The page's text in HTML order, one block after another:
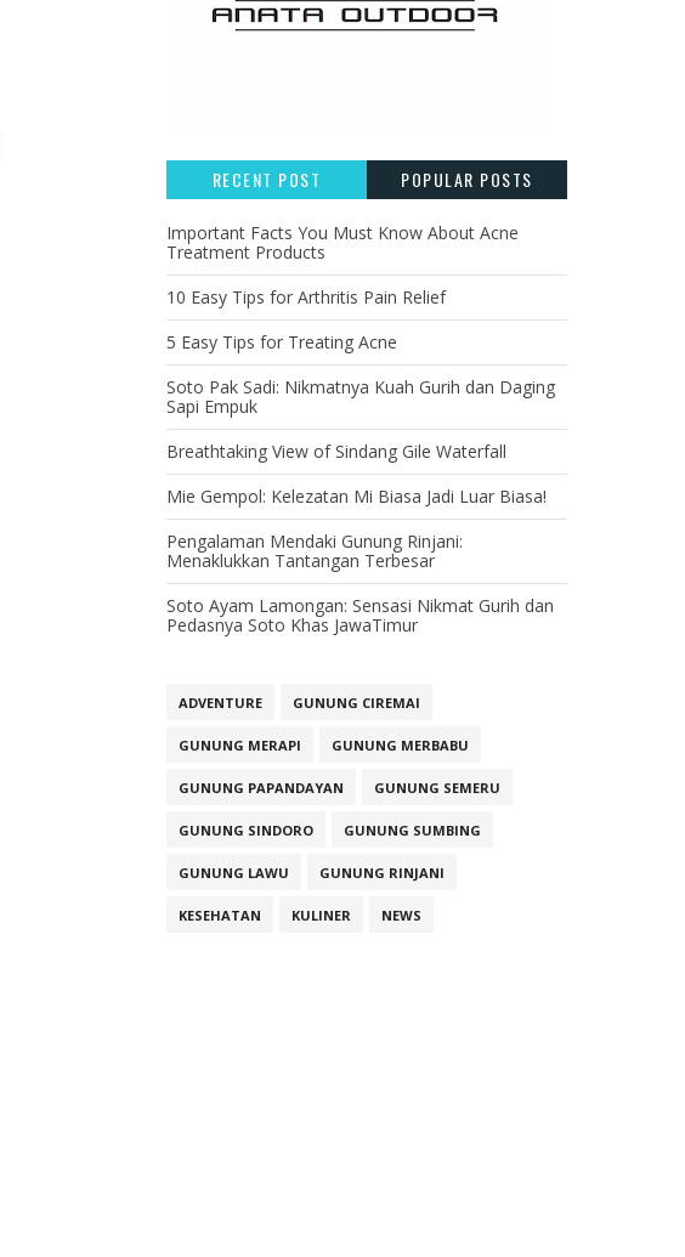
RECENT POST POPULAR POSTS
Important Facts You Must Know About Acne
Treatment Products
10 Easy Tips for Arthritis Pain Relief
5 Easy Tips for Treating Acne
Soto Pak Sadi: Nikmatnya Kuah Gurih dan Daging
Sapi Empuk
Breathtaking View of Sindang Gile Waterfall
Mie Gempol: Kelezatan Mi Biasa Jadi Luar Biasa!
Pengalaman Mendaki Gunung Rinjani:
Menaklukkan Tantangan Terbesar
Soto Ayam Lamongan: Sensasi Nikmat Gurih dan
Pedasnya Soto Khas JawaTimur
ADVENTURE GUNUNG CIREMAI
GUNUNG MERAPI GUNUNG MERBABU
GUNUNG PAPANDAYAN GUNUNG SEMERU
GUNUNG SINDORO GUNUNG SUMBING
GUNUNG LAWU GUNUNG RINJANI
KESEHATAN KULINER NEWS